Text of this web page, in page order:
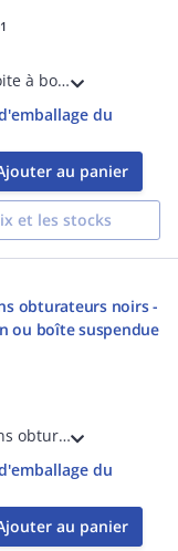
Harmony XAPD - Boite à boutons à composer - boitier métallique en alliage de zinc - Gris RAL7035 - 80 x 80 x 51,5 mm - 1 trou D= 22mm - 2 presse-étoupes ISO M20 - UL type 44X - IP656669 IK07 - cULusULEAC
du
au panier
et les stocks
obturateurs noirs -
ou boîte suspendue
Harmony - bouchons obturateurs noirs - pour boîte à bouton ou boîte suspendue - pour poste de commande pendant, poste de commande - noir - avec joints, obturateur, écrou de fixation
du
au panier